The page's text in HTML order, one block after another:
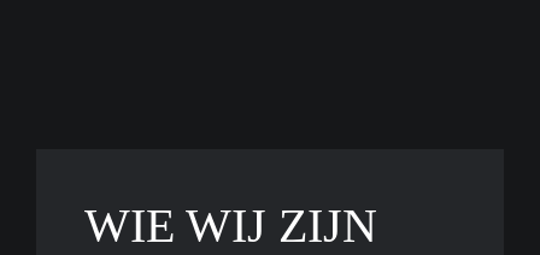
WIE WIJ ZIJN